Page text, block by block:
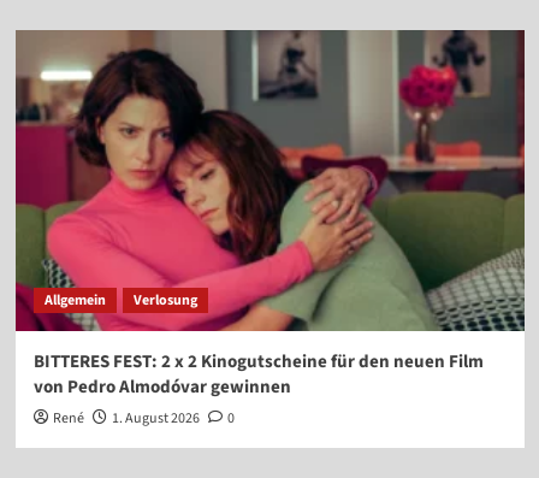
Allgemein Verlosung
BITTERES FEST: 2 x 2 Kinogutscheine für den neuen Film
von Pedro Almodóvar gewinnen
René 1. August 2026 0